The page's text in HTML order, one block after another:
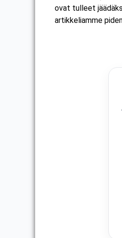
ovat tulleet
artikkeliamme